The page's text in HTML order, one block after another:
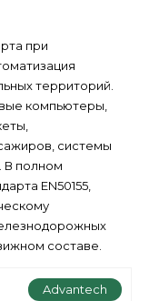
при
территорий.
компьютеры,
системы
В полном
EN50155,
составе.
Advantech